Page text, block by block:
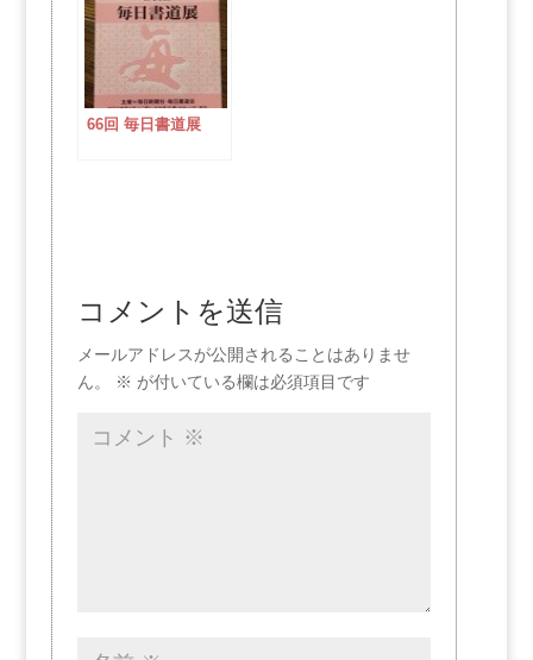
66回 毎日書道展
コメントを送信
メールアドレスが公開されることはありませ
ん。
※ が付いている欄は必須項目です